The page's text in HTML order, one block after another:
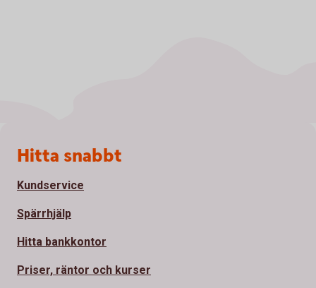
Sidfot
Hitta snabbt
Kundservice
Spärrhjälp
Hitta bankkontor
Priser, räntor och kurser